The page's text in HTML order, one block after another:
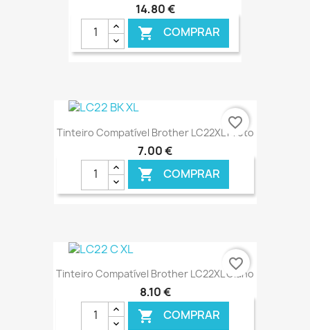
14,80 €
 COMPRAR
€ ONLINE
Tinteiro Compatível Brother LC22XL Preto
7,00 €
 COMPRAR
€ ONLINE
favorite_border
Tinteiro Compatível Brother LC22XL Ciano
8,10 €
 COMPRAR
favorite_border